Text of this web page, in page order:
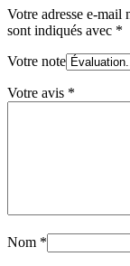
Fleur
d'Oranger
Votre adresse e-mail
sont indiqués avec *
Votre note
Votre avis *
Nom *